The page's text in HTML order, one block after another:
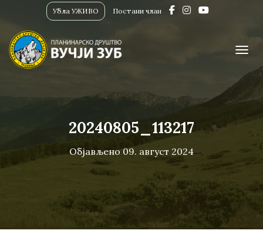
Убла УЖИВО Постани члан
20240805_113217
Објављено09. август 2024